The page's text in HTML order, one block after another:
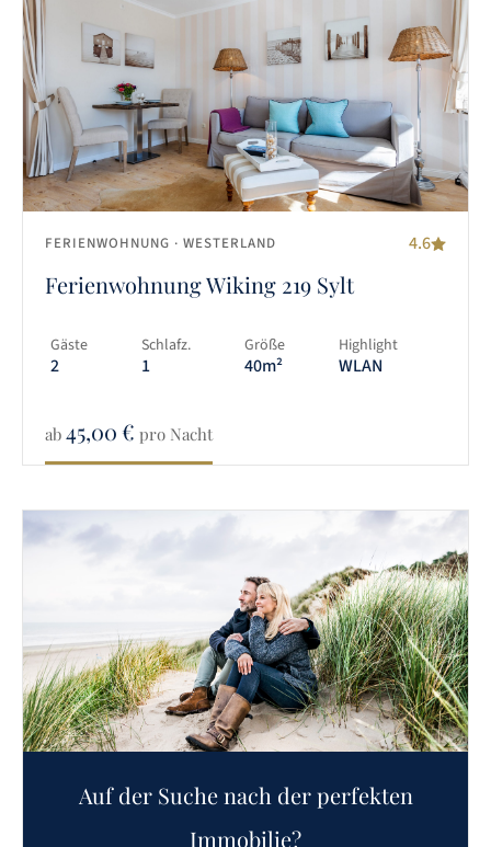
FERIENWOHNUNG · WESTERLAND 4.6
Ferienwohnung Wiking 219 Sylt
Gäste
2
Schlafz.
1
Größe
40m²
Highlight
WLAN
ab 45,00€ pro Nacht
Auf der Suche nach der perfekten
Immobilie?